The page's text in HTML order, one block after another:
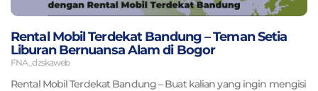
Rental Mobil Terdekat Bandung – Teman Setia
Liburan Bernuansa Alam di Bogor
FNA_dzskaweb
Rental Mobil Terdekat Bandung – Buat kalian yang ingin mengisi